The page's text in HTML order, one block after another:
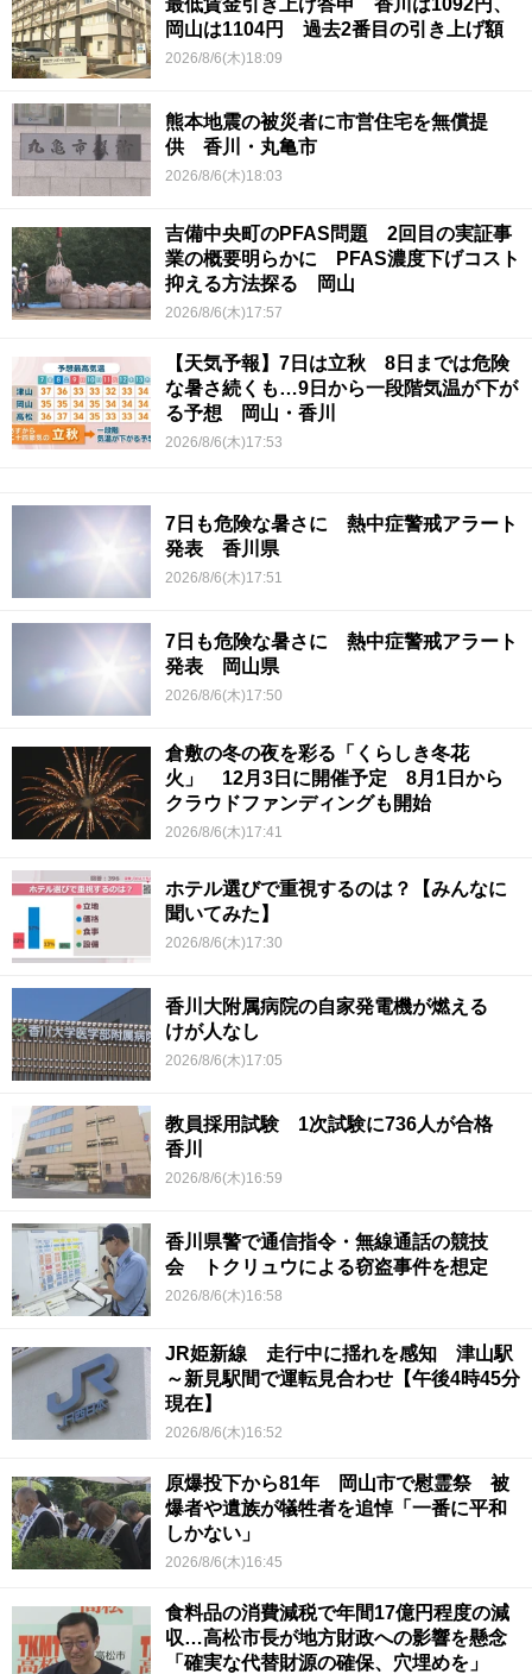
最低賃金引き上げ答申 香川は1092円、
岡山は1104円 過去2番目の引き上げ額
2026/8/6(木)18:09
熊本地震の被災者に市営住宅を無償提
供 香川・丸亀市
2026/8/6(木)18:03
吉備中央町のPFAS問題 2回目の実証事
業の概要明らかに PFAS濃度下げコスト
抑える方法探る 岡山
2026/8/6(木)17:57
【天気予報】7日は立秋 8日までは危険
な暑さ続くも…9日から一段階気温が下が
る予想 岡山・香川
2026/8/6(木)17:53
7日も危険な暑さに 熱中症警戒アラート
発表 香川県
2026/8/6(木)17:51
7日も危険な暑さに 熱中症警戒アラート
発表 岡山県
2026/8/6(木)17:50
倉敷の冬の夜を彩る「くらしき冬花
火」 12月3日に開催予定 8月1日から
クラウドファンディングも開始
2026/8/6(木)17:41
ホテル選びで重視するのは？【みんなに
聞いてみた】
2026/8/6(木)17:30
香川大附属病院の自家発電機が燃える
けが人なし
2026/8/6(木)17:05
教員採用試験 1次試験に736人が合格
香川
2026/8/6(木)16:59
香川県警で通信指令・無線通話の競技
会 トクリュウによる窃盗事件を想定
2026/8/6(木)16:58
JR姫新線 走行中に揺れを感知 津山駅
～新見駅間で運転見合わせ【午後4時45分
現在】
2026/8/6(木)16:52
原爆投下から81年 岡山市で慰霊祭 被
爆者や遺族が犠牲者を追悼「一番に平和
しかない」
2026/8/6(木)16:45
食料品の消費減税で年間17億円程度の減
収…高松市長が地方財政への影響を懸念
「確実な代替財源の確保、穴埋めを」